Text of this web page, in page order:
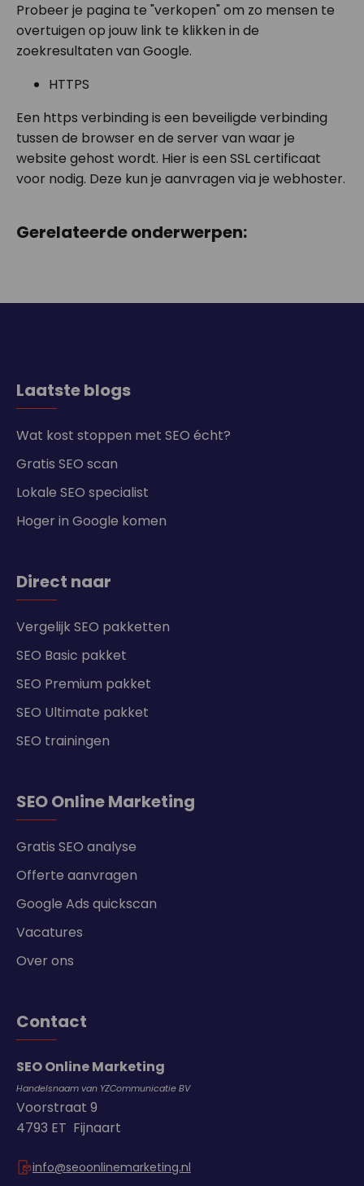
Probeer je pagina te "verkopen" om zo mensen te
overtuigen op jouw link te klikken in de
zoekresultaten van Google.
HTTPS
Een https verbinding is een beveiligde verbinding
tussen de browser en de server van waar je
website gehost wordt. Hier is een SSL certificaat
voor nodig. Deze kun je aanvragen via je webhoster.
Gerelateerde onderwerpen:
Laatste blogs
Wat kost stoppen met SEO écht?
Gratis SEO scan
Lokale SEO specialist
Hoger in Google komen
Direct naar
Vergelijk SEO pakketten
SEO Basic pakket
SEO Premium pakket
SEO Ultimate pakket
SEO trainingen
SEO Online Marketing
Gratis SEO analyse
Offerte aanvragen
Google Ads quickscan
Vacatures
Over ons
Contact
SEO Online Marketing
Handelsnaam van YZCommunicatie BV
Voorstraat 9
4793 ET Fijnaart
info@seoonlinemarketing.nl